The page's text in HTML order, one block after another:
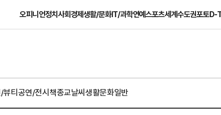
오피니언정치사회경제생활/문화IT/과학연예스포츠세계수도권포토D-
뷰티공연/전시책종교날씨생활문화일반